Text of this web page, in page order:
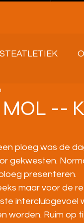
MOL --
ploeg was de
gekwesten.
presenteren.
maar voor de
worden. Ruim